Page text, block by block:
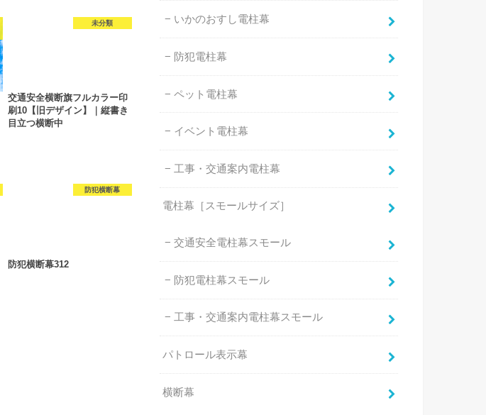
未分類
交通安全横断旗フルカラー印
刷10【旧デザイン】｜縦書き
目立つ横断中
防犯横断幕
防犯横断幕312
いかのおすし電柱幕
防犯電柱幕
ペット電柱幕
イベント電柱幕
工事・交通案内電柱幕
電柱幕［スモールサイズ］
交通安全電柱幕スモール
防犯電柱幕スモール
工事・交通案内電柱幕スモール
パトロール表示幕
横断幕